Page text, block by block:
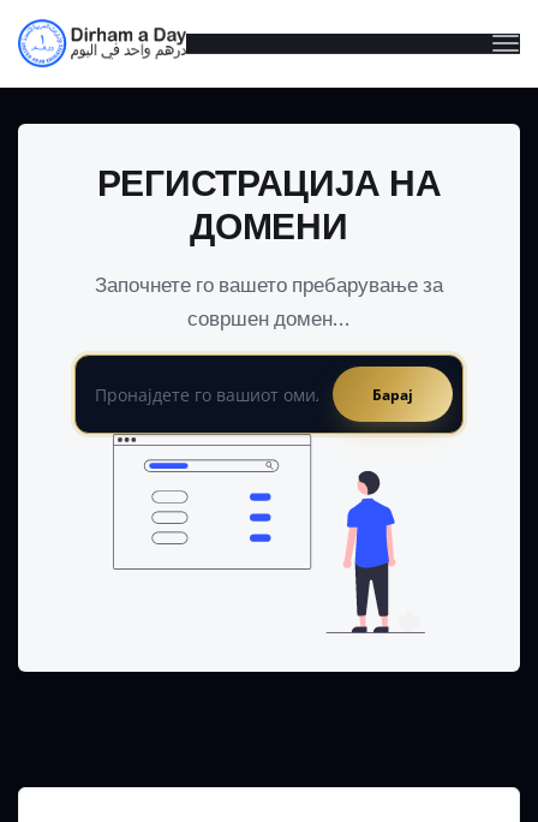
РЕГИСТРАЦИЈА НА
ДОМЕНИ
Започнете го вашето пребарување за
совршен домен...
Барај